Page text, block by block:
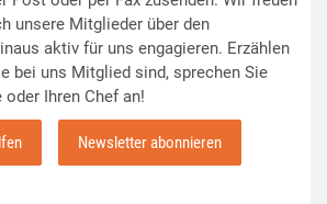
unsere Mitglieder über den
aktiv für uns engagieren. Erzählen
bei uns Mitglied sind, sprechen Sie
oder Ihren Chef an!
Newsletter abonnieren